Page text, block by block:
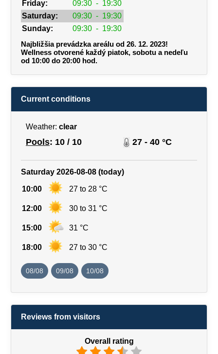
Friday:
09:30 - 19:30
Saturday:
09:30 - 19:30
Sunday:
09:30 - 19:30
Najbližšia prevádzka areálu od 26. 12. 2023!
Wellness otvorené každý piatok, sobotu a nedeľu
od 10:00 do 20:00 hod.
Current conditions
Weather: clear
Pools: 10 / 10 27 - 40 °C
Saturday 2026-08-08 (today)
10:00 27 to 28 °C
12:00 30 to 31 °C
15:00 31 °C
18:00 27 to 30 °C
08/08 09/08 10/08
Reviews from visitors
Overall rating